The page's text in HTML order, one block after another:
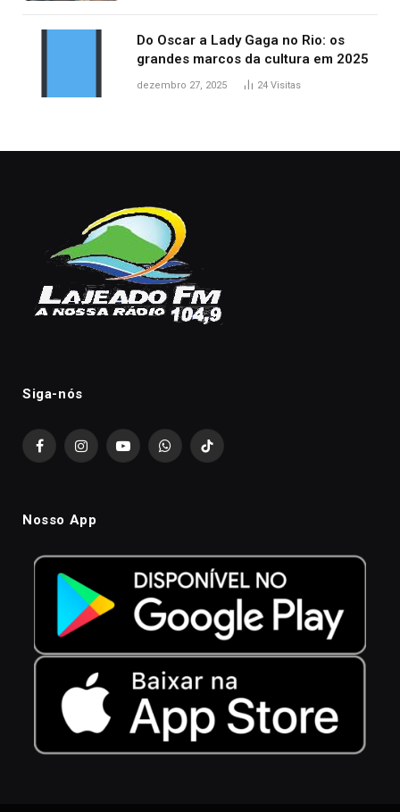
Do Oscar a Lady Gaga no Rio: os
grandes marcos da cultura em 2025
dezembro 27, 2025 24 Visitas
Siga-nós
FacebookInstagramYouTubeWhatsAppTikTok
Nosso App